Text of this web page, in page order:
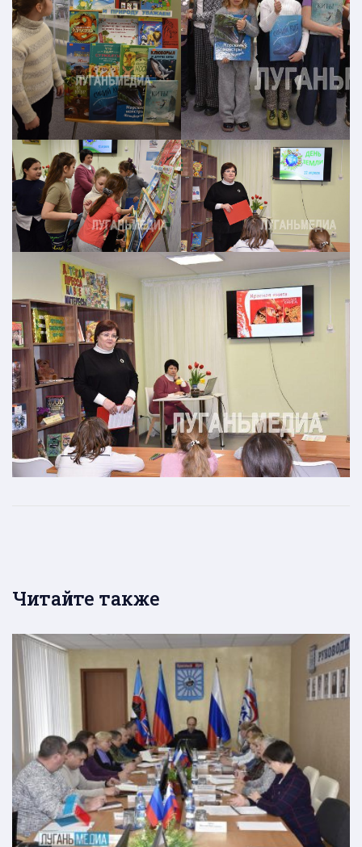
Читайте также